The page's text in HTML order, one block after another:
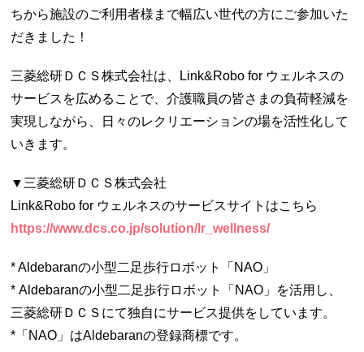
ちから施設のご利用者様まで幅広い世代の方にご参加いた
だきました！
三菱総研ＤＣＳ株式会社は、Link&Robo for ウェルネスの
サービスを広めることで、介護職員の皆さまの負荷軽減を
実現しながら、日々のレクリエーションの場を活性化して
いきます。
▼三菱総研ＤＣＳ株式会社
Link&Robo for ウェルネスのサービスサイトはこちら
https://www.dcs.co.jp/solution/lr_wellness/
* Aldebaranの小型二足歩行ロボット「NAO」
* Aldebaranの小型二足歩行ロボット「NAO」を活用し、
三菱総研ＤＣＳにて独自にサービス提供をしています。
*「NAO」はAldebaranの登録商標です。